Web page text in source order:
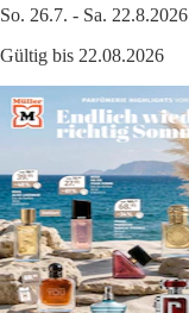
So. 26.7. - Sa. 22.8.2026
Gültig bis 22.08.2026